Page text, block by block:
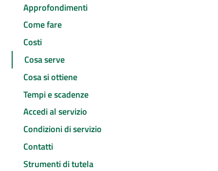
Approfondimenti
Come fare
Costi
Cosa serve
Cosa si ottiene
Tempi e scadenze
Accedi al servizio
Condizioni di servizio
Contatti
Strumenti di tutela